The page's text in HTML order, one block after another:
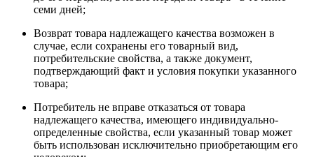
семи дней;
Возврат товара надлежащего качества возможен в
случае, если сохранены его товарный вид,
потребительские свойства, а также документ,
подтверждающий факт и условия покупки указанного
товара;
Потребитель не вправе отказаться от товара
надлежащего качества, имеющего индивидуально-
определенные свойства, если указанный товар может
быть использован исключительно приобретающим его